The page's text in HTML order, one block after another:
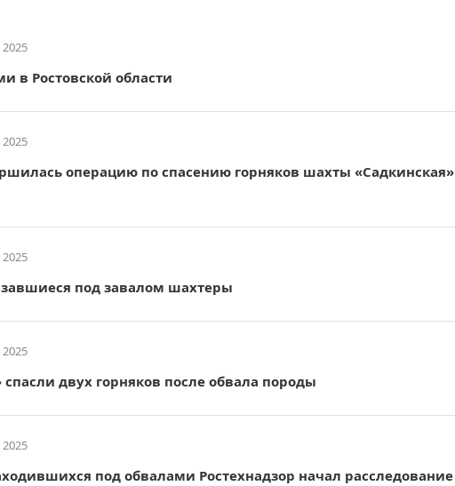
в Ростовской области
операцию по спасению горняков шахты «Садкинская»
под завалом шахтеры
двух горняков после обвала породы
под обвалами Ростехнадзор начал расследование